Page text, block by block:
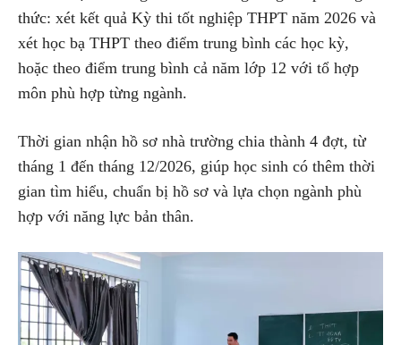
thức: xét kết quả Kỳ thi tốt nghiệp THPT năm 2026 và
xét học bạ THPT theo điểm trung bình các học kỳ,
hoặc theo điểm trung bình cả năm lớp 12 với tổ hợp
môn phù hợp từng ngành.
Thời gian nhận hồ sơ nhà trường chia thành 4 đợt, từ
tháng 1 đến tháng 12/2026, giúp học sinh có thêm thời
gian tìm hiểu, chuẩn bị hồ sơ và lựa chọn ngành phù
hợp với năng lực bản thân.